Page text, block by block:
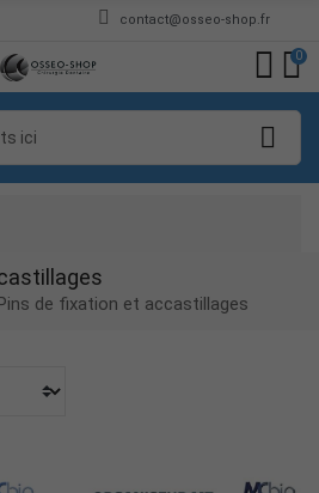
contact@osseo-shop.fr
0
de fixation et accastillages